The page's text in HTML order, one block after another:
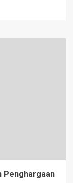
Penghargaan